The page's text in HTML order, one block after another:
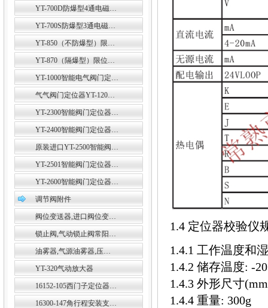
YT-700D防爆型4通电磁…
YT-700S防爆型3通电磁…
YT-850（不防爆型）限…
YT-870（隔爆型）限位…
YT-1000智能电气阀门定…
气气阀门定位器YT-120…
YT-2300智能阀门定位器…
YT-2400智能阀门定位器…
原装进口YT-2500智能阀…
YT-2501智能阀门定位器…
YT-2600智能阀门定位器…
调节阀附件
阀位变送器,进口阀位变…
锁止阀,气动锁止阀常阳…
油雾器,气源油雾器,压…
YT-320气动放大器
16152-105西门子定位器…
16300-147角行程安装支…
1.4 定位器校验仪
1.4.1 工作温度和
1.4.2 储存温度: -
1.4.3 外形尺寸
1.4.4 重量: 300g